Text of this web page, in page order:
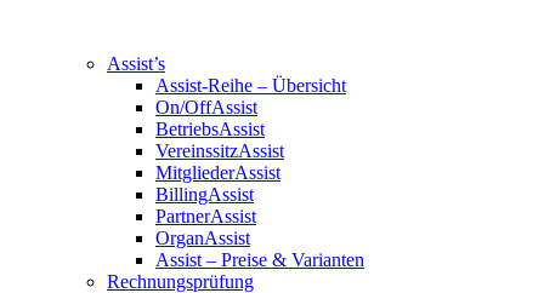
Assist’s
Assist-Reihe – Übersicht
On/OffAssist
BetriebsAssist
VereinssitzAssist
MitgliederAssist
BillingAssist
PartnerAssist
OrganAssist
Assist – Preise & Varianten
Rechnungsprüfung